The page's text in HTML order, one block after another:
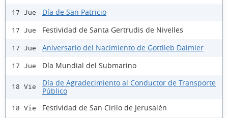
17 Jue Día de San Patricio
17 Jue Festividad de Santa Gertrudis de Nivelles
17 Jue Aniversario del Nacimiento de Gottlieb Daimler
17 Jue Día Mundial del Submarino
18 Vie
Día de Agradecimiento al Conductor de Transporte
Público
18 Vie Festividad de San Cirilo de Jerusalén